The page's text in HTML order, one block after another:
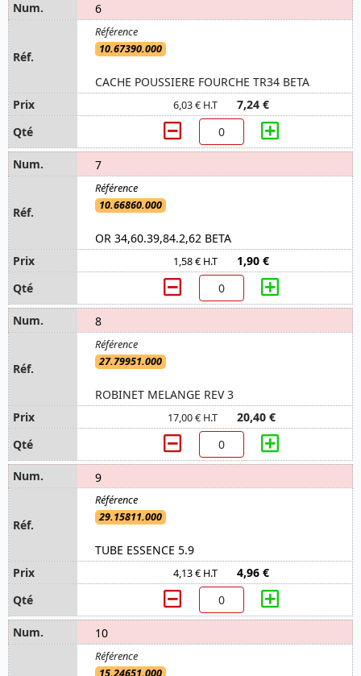
6
10.67390.000
CACHE POUSSIERE FOURCHE TR34 BETA
6,03 € H.T 7,24 €
7
10.66860.000
OR 34,60.39,84.2,62 BETA
1,58 € H.T 1,90 €
8
27.79951.000
ROBINET MELANGE REV 3
17,00 € H.T 20,40 €
9
29.15811.000
TUBE ESSENCE 5.9
4,13 € H.T 4,96 €
10
15.24651.000